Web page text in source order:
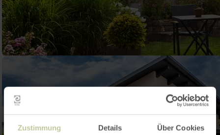
Zustimmung Details Über Cookies